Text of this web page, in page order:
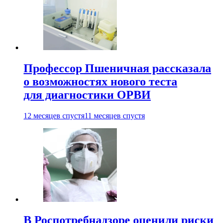
Профессор Пшеничная рассказала
о возможностях нового теста
для диагностики ОРВИ
12 месяцев спустя11 месяцев спустя
В Роспотребнадзоре оценили риски